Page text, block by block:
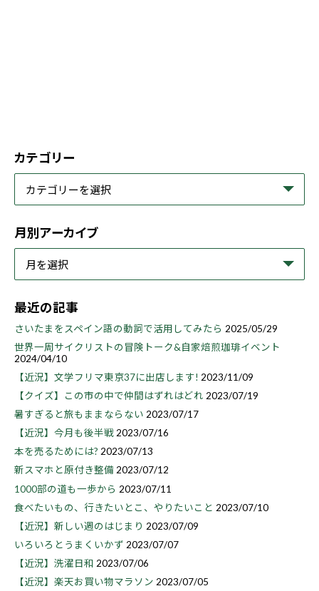
カテゴリー
月別アーカイブ
最近の記事
さいたまをスペイン語の動詞で活用してみたら 2025/05/29
世界一周サイクリストの冒険トーク&自家焙煎珈琲イベント
2024/04/10
【近況】文学フリマ東京37に出店します! 2023/11/09
【クイズ】この市の中で仲間はずれはどれ 2023/07/19
暑すぎると旅もままならない 2023/07/17
【近況】今月も後半戦 2023/07/16
本を売るためには? 2023/07/13
新スマホと原付き整備2023/07/12
1000部の道も一歩から 2023/07/11
食べたいもの、行きたいとこ、やりたいこと 2023/07/10
【近況】新しい週のはじまり 2023/07/09
いろいろとうまくいかず 2023/07/07
【近況】洗濯日和 2023/07/06
【近況】楽天お買い物マラソン 2023/07/05